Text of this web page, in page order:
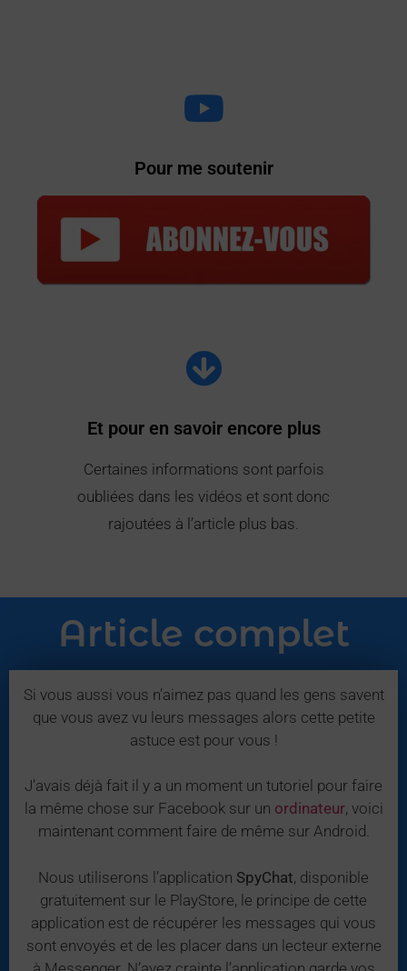
Pour me soutenir
Et pour en savoir encore plus
Certaines informations sont parfois
oubliées dans les vidéos et sont donc
rajoutées à l’article plus bas.
Article complet
Si vous aussi vous n’aimez pas quand les gens savent
que vous avez vu leurs messages alors cette petite
astuce est pour vous !
J’avais déjà fait il y a un moment un tutoriel pour faire
la même chose sur Facebook sur un ordinateur, voici
maintenant comment faire de même sur Android.
Nous utiliserons l’application SpyChat, disponible
gratuitement sur le PlayStore, le principe de cette
application est de récupérer les messages qui vous
sont envoyés et de les placer dans un lecteur externe